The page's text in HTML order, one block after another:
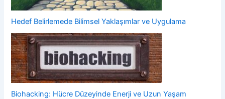
Hedef Belirlemede Bilimsel Yaklaşımlar ve Uygulama
Biohacking: Hücre Düzeyinde Enerji ve Uzun Yaşam